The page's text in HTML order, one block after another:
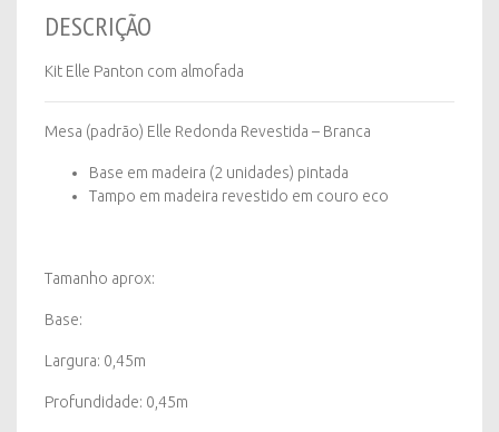
DESCRIÇÃO
Kit Elle Panton com almofada
Mesa (padrão) Elle Redonda Revestida – Branca
Base em madeira (2 unidades) pintada
Tampo em madeira revestido em couro eco
Tamanho aprox:
Base:
Largura: 0,45m
Profundidade: 0,45m